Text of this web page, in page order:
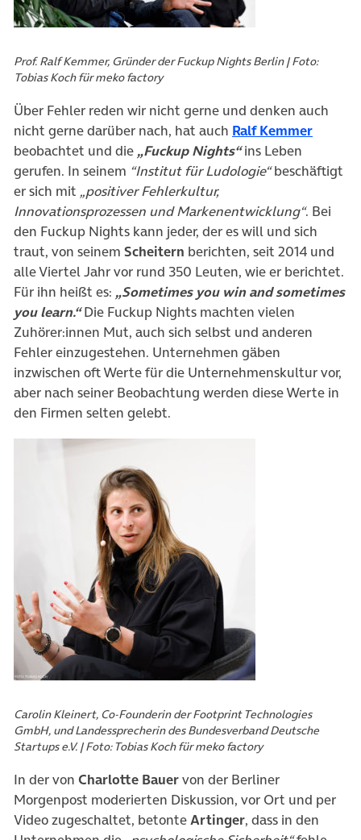
Prof. Ralf Kemmer, Gründer der Fuckup Nights Berlin | Foto:
Tobias Koch für meko factory
Über Fehler reden wir nicht gerne und denken auch
nicht gerne darüber nach, hat auch Ralf Kemmer(öffnet
beobachtet und die „Fuckup Nights“ins Leben
gerufen. In seinem “Institut für Ludologie“beschäftigt
er sich mit „positiver Fehlerkultur,
Innovationsprozessen und Markenentwicklung“. Bei
den Fuckup Nights kann jeder, der es will und sich
traut, von seinem Scheitern berichten, seit 2014 und
alle Viertel Jahr vor rund 350 Leuten, wie er berichtet.
Für ihn heißt es: „Sometimes you win and sometimes
you learn.“Die Fuckup Nights machten vielen
Zuhörer:innen Mut, auch sich selbst und anderen
Fehler einzugestehen. Unternehmen gäben
inzwischen oft Werte für die Unternehmenskultur vor,
aber nach seiner Beobachtung werden diese Werte in
den Firmen selten gelebt.
Carolin Kleinert, Co-Founderin der Footprint Technologies
GmbH, und Landessprecherin des Bundesverband Deutsche
Startups e.V. | Foto: Tobias Koch für meko factory
In der von Charlotte Bauervon der Berliner
Morgenpost moderierten Diskussion, vor Ort und per
Video zugeschaltet, betonteArtinger, dass in den